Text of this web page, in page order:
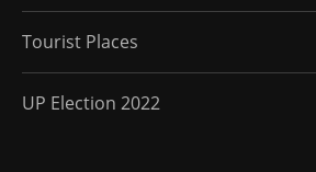
Tourist Places
UP Election 2022